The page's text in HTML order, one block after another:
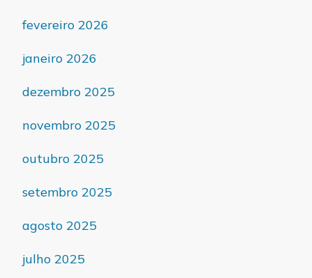
fevereiro 2026
janeiro 2026
dezembro 2025
novembro 2025
outubro 2025
setembro 2025
agosto 2025
julho 2025